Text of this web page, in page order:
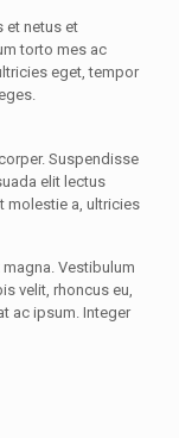
et netus et
torto mes ac
eget, tempor
Suspendisse
elit lectus
molestie a, ultricies
Vestibulum
velit, rhoncus eu,
ac ipsum. Integer